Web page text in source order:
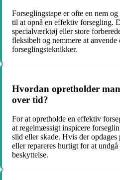
Forseglingstape er ofte en nem
til at opnå en effektiv forsegling.
specialværktøj eller store
fleksibelt og nemmere at anvende
forseglingsteknikker.
Hvordan opretholder
over tid?
For at opretholde en effektiv
at regelmæssigt inspicere
slid eller skade. Hvis der
eller repareres hurtigt for at
beskyttelse.